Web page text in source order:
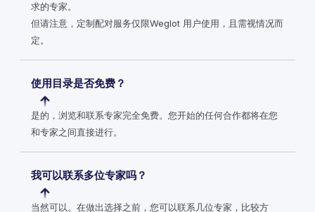
求的专家。
但请注意，定制配对服务仅限Weglot 用户使用，且需视情况而
定。
使用目录是否免费？
是的，浏览和联系专家完全免费。您开始的任何合作都将在您
和专家之间直接进行。
我可以联系多位专家吗？
当然可以。在做出选择之前，您可以联系几位专家，比较方